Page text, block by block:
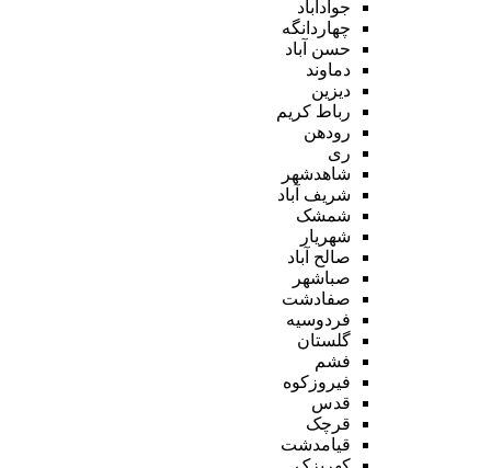
جوادآباد
چهاردانگه
حسن آباد
دماوند
دیزین
رباط کریم
رودهن
ری
شاهدشهر
شریف آباد
شمشک
شهریار
صالح آباد
صباشهر
صفادشت
فردوسیه
گلستان
فشم
فیروزکوه
قدس
قرچک
قیامدشت